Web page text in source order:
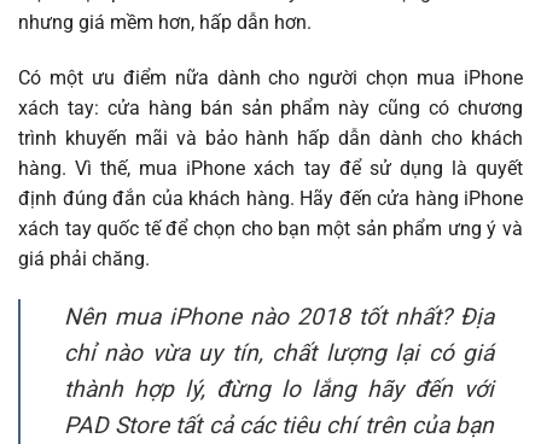
nhưng giá mềm hơn, hấp dẫn hơn.
Có một ưu điểm nữa dành cho người chọn mua iPhone
xách tay: cửa hàng bán sản phẩm này cũng có chương
trình khuyến mãi và bảo hành hấp dẫn dành cho khách
hàng. Vì thế, mua iPhone xách tay để sử dụng là quyết
định đúng đắn của khách hàng. Hãy đến cửa hàng iPhone
xách tay quốc tế để chọn cho bạn một sản phẩm ưng ý và
giá phải chăng.
Nên mua iPhone nào 2018 tốt nhất? Địa
chỉ nào vừa uy tín, chất lượng lại có giá
thành hợp lý, đừng lo lắng hãy đến với
PAD Store tất cả các tiêu chí trên của bạn